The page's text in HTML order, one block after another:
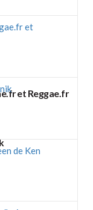
et Reggae.fr